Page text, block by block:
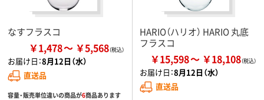
なすフラスコ
￥1,478 ￥5,568
お届け日：8月12日（水）
直送品
容量・販売単位違いの商品が6商品あります
HARIO（ハリオ） HARIO 丸底
フラスコ
￥15,598 ￥18,108
お届け日：8月12日（水）
直送品